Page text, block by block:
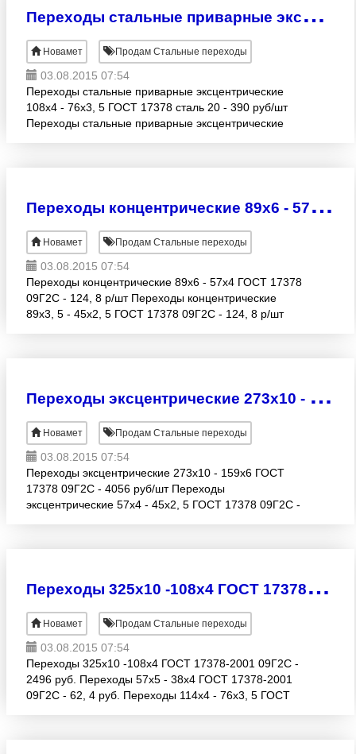
П
ереходы стальные приварные эксцентрические 108х4 - 76х3, 5 ГОСТ 17378 сталь 20 - 390 руб/шт
Новамет Продам Стальные переходы
03.08.2015 07:54
Переходы стальные приварные эксцентрические
108х4 - 76х3, 5 ГОСТ 17378 сталь 20 - 390 руб/шт
Переходы стальные приварные эксцентрические
П
ереходы концентрические 89x6 - 57x4 ГОСТ 17378 09Г2С - 124, 8 р/шт
Новамет Продам Стальные переходы
03.08.2015 07:54
Переходы концентрические 89x6 - 57x4 ГОСТ 17378
09Г2С - 124, 8 р/шт Переходы концентрические
89x3, 5 - 45x2, 5 ГОСТ 17378 09Г2С - 124, 8 р/шт
П
ереходы эксцентрические 273x10 - 159x6 ГОСТ 17378 09Г2С - 4056 руб/шт
Новамет Продам Стальные переходы
03.08.2015 07:54
Переходы эксцентрические 273x10 - 159x6 ГОСТ
17378 09Г2С - 4056 руб/шт Переходы
эксцентрические 57x4 - 45x2, 5 ГОСТ 17378 09Г2С -
П
ереходы 325х10 -108х4 ГОСТ 17378-2001 09Г2С - 2496 руб.
Новамет Продам Стальные переходы
03.08.2015 07:54
Переходы 325х10 -108х4 ГОСТ 17378-2001 09Г2С -
2496 руб. Переходы 57х5 - 38х4 ГОСТ 17378-2001
09Г2С - 62, 4 руб. Переходы 114х4 - 76х3, 5 ГОСТ